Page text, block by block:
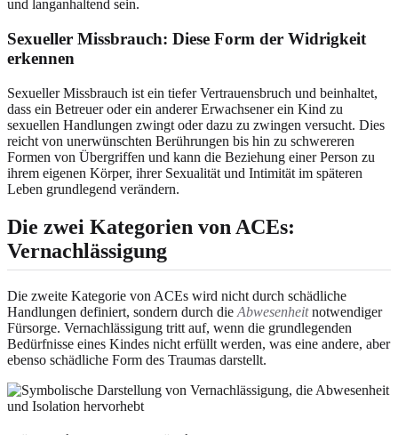
und langanhaltend sein.
Sexueller Missbrauch: Diese Form der Widrigkeit
erkennen
Sexueller Missbrauch ist ein tiefer Vertrauensbruch und beinhaltet,
dass ein Betreuer oder ein anderer Erwachsener ein Kind zu
sexuellen Handlungen zwingt oder dazu zu zwingen versucht. Dies
reicht von unerwünschten Berührungen bis hin zu schwereren
Formen von Übergriffen und kann die Beziehung einer Person zu
ihrem eigenen Körper, ihrer Sexualität und Intimität im späteren
Leben grundlegend verändern.
Die zwei Kategorien von ACEs:
Vernachlässigung
Die zweite Kategorie von ACEs wird nicht durch schädliche
Handlungen definiert, sondern durch die Abwesenheitnotwendiger
Fürsorge. Vernachlässigung tritt auf, wenn die grundlegenden
Bedürfnisse eines Kindes nicht erfüllt werden, was eine andere, aber
ebenso schädliche Form des Traumas darstellt.